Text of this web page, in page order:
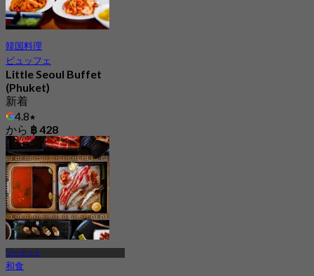
韓国料理
ビュッフェ
Little Seoul Buffet
(Phuket)
新着
4.8
から ฿ 428
プーケット
和食